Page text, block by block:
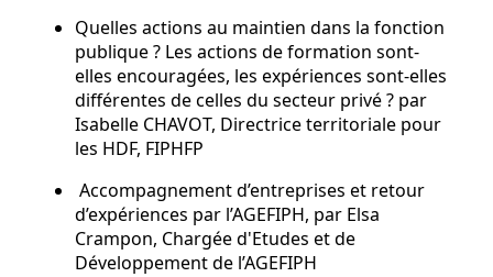
Quelles actions au maintien dans la fonction
publique ? Les actions de formation sont-
elles encouragées, les expériences sont-elles
différentes de celles du secteur privé ? par
Isabelle CHAVOT, Directrice territoriale pour
les HDF, FIPHFP
Accompagnement d’entreprises et retour
d’expériences par l’AGEFIPH, par Elsa
Crampon, Chargée d'Etudes et de
Développement de l’AGEFIPH